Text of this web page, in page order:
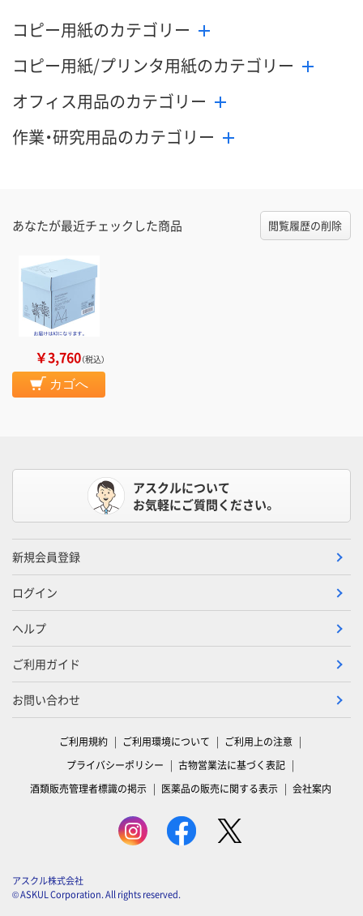
コピー用紙のカテゴリー
コピー用紙/プリンタ用紙のカテゴリー
オフィス用品のカテゴリー
作業・研究用品のカテゴリー
あなたが最近チェックした商品 閲覧履歴の削除
￥3,760（税込）
カゴへ
アスクルについて
お気軽にご質問ください。
新規会員登録
ログイン
ヘルプ
ご利用ガイド
お問い合わせ
ご利用規約 ご利用環境について
ご利用上の注意
プライバシーポリシー
古物営業法に基づく表記
酒類販売管理者標識の掲示
医薬品の販売に関する表示 会社案内
アスクル株式会社
© ASKUL Corporation. All rights reserved.